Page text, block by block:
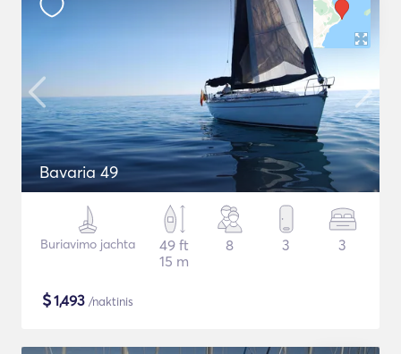
Bavaria 49
Buriavimo jachta
49 ft
15 m
8 3 3
$1,493 /naktinis